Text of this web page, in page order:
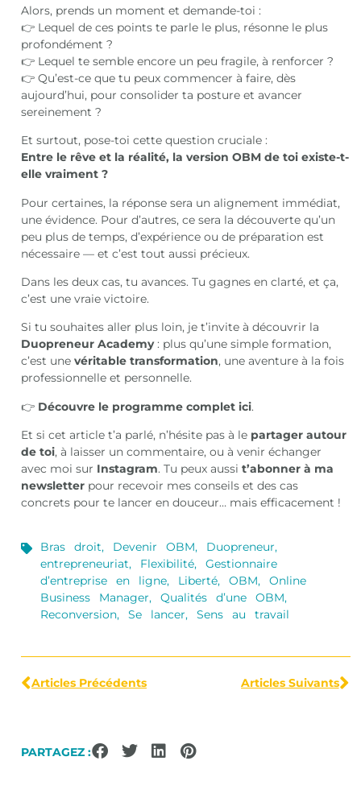
Alors, prends un moment et demande-toi :
👉 Lequel de ces points te parle le plus, résonne le plus
profondément ?
👉 Lequel te semble encore un peu fragile, à renforcer ?
👉 Qu’est-ce que tu peux commencer à faire, dès
aujourd’hui, pour consolider ta posture et avancer
sereinement ?
Et surtout, pose-toi cette question cruciale :
Entre le rêve et la réalité, la version OBM de toi existe-t-
elle vraiment ?
Pour certaines, la réponse sera un alignement immédiat,
une évidence. Pour d’autres, ce sera la découverte qu’un
peu plus de temps, d’expérience ou de préparation est
nécessaire — et c’est tout aussi précieux.
Dans les deux cas, tu avances. Tu gagnes en clarté, et ça,
c’est une vraie victoire.
Si tu souhaites aller plus loin, je t’invite à découvrir la
Duopreneur Academy: plus qu’une simple formation,
c’est unevéritable transformation, une aventure à la fois
professionnelle et personnelle.
👉 Découvre le programme complet ici.
Et si cet article t’a parlé, n’hésite pas à le partager autour
de toi, à laisser un commentaire, ou à venir échanger
avec moi sur Instagram. Tu peux aussit’abonner à ma
newsletter pour recevoir mes conseils et des cas
concrets pour te lancer en douceur… mais efficacement !
Bras droit, Devenir OBM, Duopreneur,
entrepreneuriat, Flexibilité,Gestionnaire
d’entreprise en ligne, Liberté,OBM,Online
Business Manager,Qualités d’une OBM,
Reconversion,Se lancer,Sens au travail
Articles Précédents Articles Suivants
PARTAGEZ :